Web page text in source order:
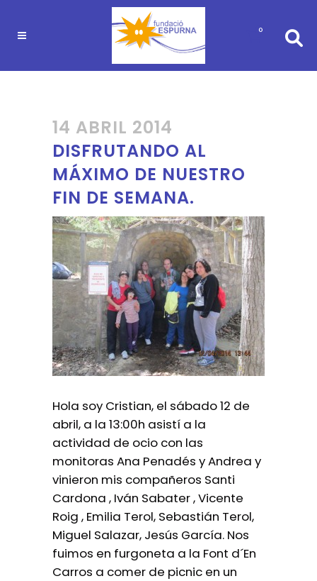
0
14 ABRIL 2014
DISFRUTANDO AL
MÁXIMO DE NUESTRO
FIN DE SEMANA.
Hola soy Cristian, el sábado 12 de
abril, a la 13:00h asistí a la
actividad de ocio con las
monitoras Ana Penadés y Andrea y
vinieron mis compañeros Santi
Cardona , Iván Sabater , Vicente
Roig , Emilia Terol, Sebastián Terol,
Miguel Salazar, Jesús García. Nos
fuimos en furgoneta a la Font d´En
Carros a comer de picnic en un